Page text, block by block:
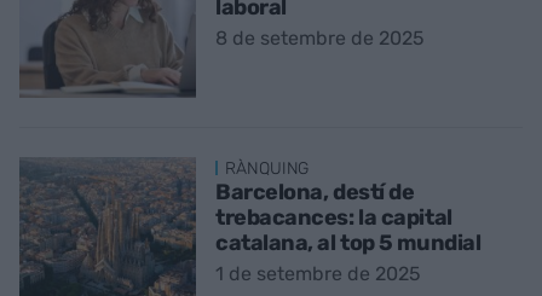
laboral
8 de setembre de 2025
RÀNQUING
Barcelona, destí de
trebacances: la capital
catalana, al top 5 mundial
1 de setembre de 2025